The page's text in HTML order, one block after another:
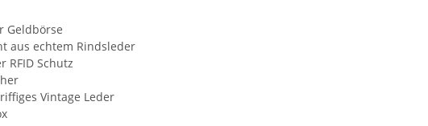
Geldbörse
aus echtem Rindsleder
RFID Schutz
Vintage Leder